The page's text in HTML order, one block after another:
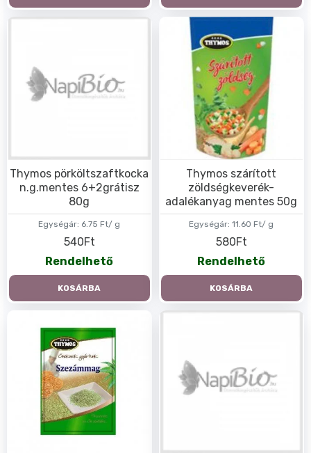
Egységár: 6.75 Ft/ g
Thymos pörköltszaftkocka
n.g.mentes 6+2grátisz
80g
540Ft
Rendelhető
KOSÁRBA
Egységár: 11.60 Ft/ g
Thymos szárított
zöldségkeverék-
adalékanyag mentes 50g
580Ft
Rendelhető
KOSÁRBA